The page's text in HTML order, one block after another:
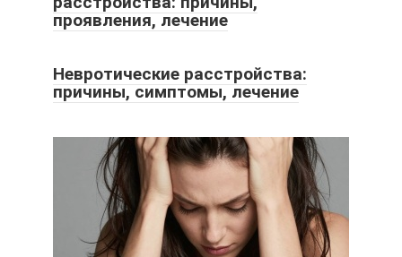
проявления, лечение
Невротические расстройства:
причины, симптомы, лечение